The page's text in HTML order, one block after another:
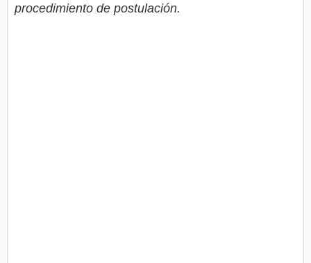
procedimiento de postulación.